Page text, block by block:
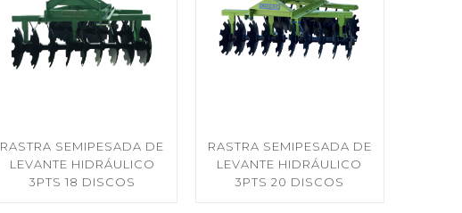
RASTRA SEMIPESADA DE
LEVANTE HIDRÁULICO
3PTS 18 DISCOS
RASTRA SEMIPESADA DE
LEVANTE HIDRÁULICO
3PTS 20 DISCOS